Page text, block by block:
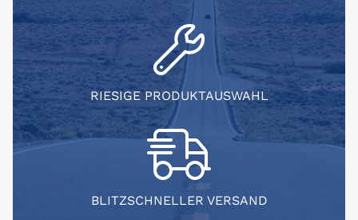
RIESIGE PRODUKTAUSWAHL
BLITZSCHNELLER VERSAND